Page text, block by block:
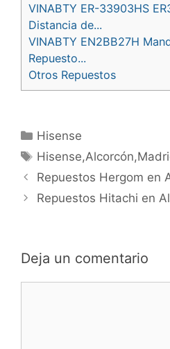
VINABTY ER-33903HS
Distancia de...
VINABTY EN2BB27H
Repuesto...
Otros Repuestos
Categorías
Hisense
Etiquetas
Navegación
de
entradas
Repuestos Hergom en
Repuestos Hitachi en
Deja un comentario